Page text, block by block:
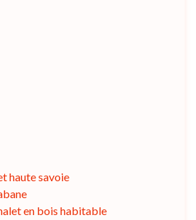
haute savoie
en bois habitable